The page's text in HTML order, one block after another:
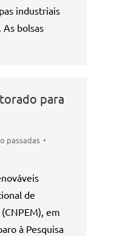
industriais
bolsas
para
passadas
de
em
à Pesquisa